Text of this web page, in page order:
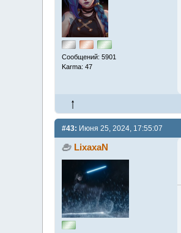
Сообщений: 5901
Karma: 47
#43: Июня 25, 2024, 17:55:07
LixaxaN